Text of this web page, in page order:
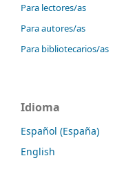
Para lectores/as
Para autores/as
Para bibliotecarios/as
Idioma
Español (España)
English